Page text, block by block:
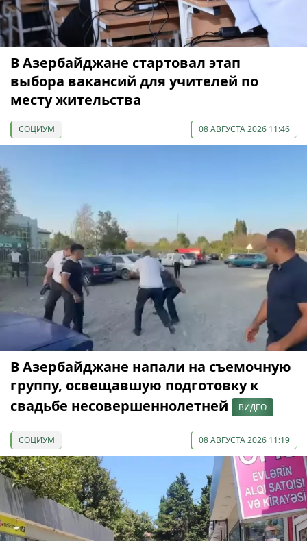
В Азербайджане стартовал этап
выбора вакансий для учителей по
месту жительства
СОЦИУМ 08 АВГУСТА 2026 11:46
В Азербайджане напали на съемочную
группу, освещавшую подготовку к
свадьбе несовершеннолетней
ВИДЕО
СОЦИУМ 08 АВГУСТА 2026 11:19